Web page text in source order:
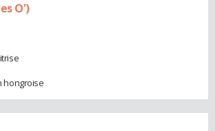
O')
hongroise